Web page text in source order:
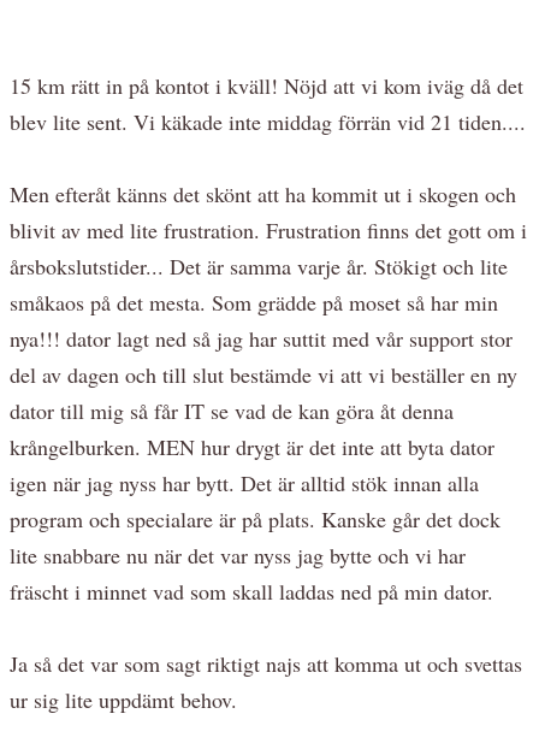
15 km rätt in på kontot i kväll! Nöjd att vi kom iväg då det
blev lite sent. Vi käkade inte middag förrän vid 21 tiden....
Men efteråt känns det skönt att ha kommit ut i skogen och
blivit av med lite frustration. Frustration finns det gott om i
årsbokslutstider... Det är samma varje år. Stökigt och lite
småkaos på det mesta. Som grädde på moset så har min
nya!!! dator lagt ned så jag har suttit med vår support stor
del av dagen och till slut bestämde vi att vi beställer en ny
dator till mig så får IT se vad de kan göra åt denna
krångelburken. MEN hur drygt är det inte att byta dator
igen när jag nyss har bytt. Det är alltid stök innan alla
program och specialare är på plats. Kanske går det dock
lite snabbare nu när det var nyss jag bytte och vi har
fräscht i minnet vad som skall laddas ned på min dator.
Ja så det var som sagt riktigt najs att komma ut och svettas
ur sig lite uppdämt behov.